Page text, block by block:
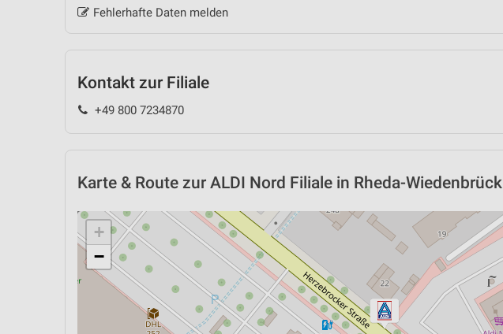
Fehlerhafte Daten melden
Kontakt zur Filiale
+49 800 7234870
Karte & Route zur ALDI Nord Filiale in Rheda-Wiedenbrück
+
−